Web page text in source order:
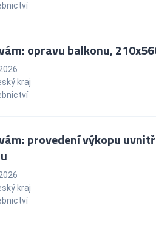
opravu balkonu,
kraj
provedení výkopu uvnitř
kraj